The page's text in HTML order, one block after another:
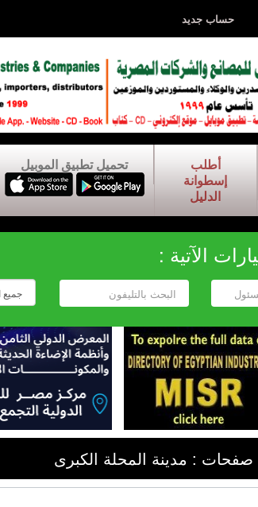
حساب جديد
أطلب
إسطوانة
الدليل
تحميل تطبيق الموبيل
الآتية :
: مدينة المحلة الكبرى